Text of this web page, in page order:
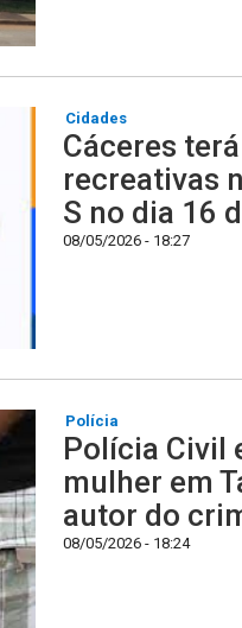
Cidades
Cáceres
recreativas
S no dia 16
08/05/2026 - 18:27
Polícia
Polícia Civil
mulher em
autor do
08/05/2026 - 18:24